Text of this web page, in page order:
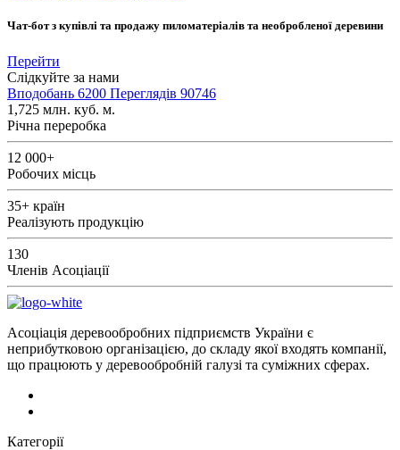
Чат-бот з купівлі та продажу пиломатеріалів та необробленої деревини
Перейти
Слідкуйте за нами
Вподобань 6200 Переглядів 90746
1,725 млн. куб. м.
Річна переробка
12 000+
Робочих місць
35+ країн
Реалізують продукцію
130
Членів Асоціації
Асоціація деревообробних підприємств України є
неприбутковою організацією, до складу якої входять компанії,
що працюють у деревообробній галузі та суміжних сферах.
Категорії